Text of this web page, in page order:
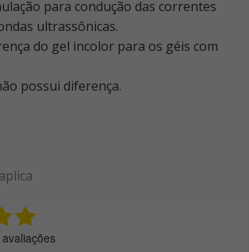
para condução das correntes
ultrassônicas.
do gel incolor para os géis com
possui diferença.
avaliações